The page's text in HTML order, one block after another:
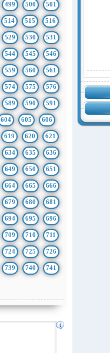
499 500 501
514 515 516
529 530 531
544 545 546
559 560 561
574 575 576
589 590 591
604 605 606
619 620 621
634 635 636
649 650 651
664 665 666
679 680 681
694 695 696
709 710 711
724 725 726
739 740 741